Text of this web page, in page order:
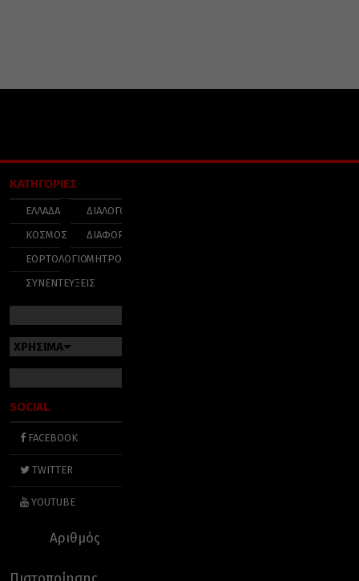
ΚΑΤΗΓΟΡΙΕΣ
ΕΛΛΑΔΑ
ΚΟΣΜΟΣ
ΕΟΡΤΟΛΟΓΙΟ
ΣΥΝΕΝΤΕΥΞΕΙΣ
ΔΙΑΛΟΓΟΣ
ΔΙΑΦΟΡΑ
ΜΗΤΡΟΠΟΛΕΙΣ
ΧΡΗΣΙΜΑ
SOCIAL
FACEBOOK
TWITTER
YOUTUBE
Αριθμός